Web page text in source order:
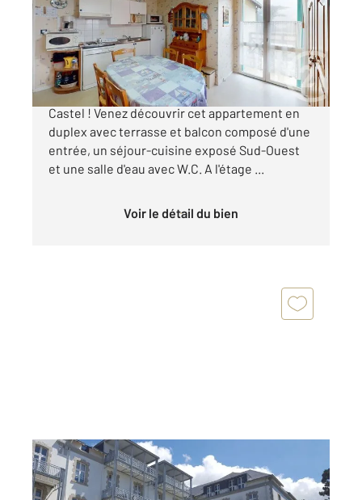
Appartement Duplex à vendre
172 000 €
LE CROISIC, à deux pas de la plage de Pen
Castel ! Venez découvrir cet appartement en
duplex avec terrasse et balcon composé d'une
entrée, un séjour-cuisine exposé Sud-Ouest
et une salle d'eau avec W.C. A l'étage ...
Voir le détail du bien
LE CROISIC 44
31,40 m
, 1 pièce
Ref : 1120